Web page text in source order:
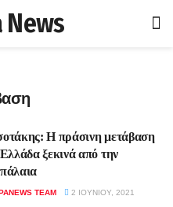
Η πράσινη μετάβαση
ξεκινά από την
TEAM 2 ΙΟΥΝΊΟΥ, 2021